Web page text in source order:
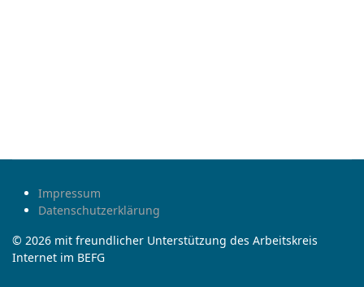
Impressum
Datenschutzerklärung
© 2026 mit freundlicher Unterstützung des Arbeitskreis
Internet im BEFG